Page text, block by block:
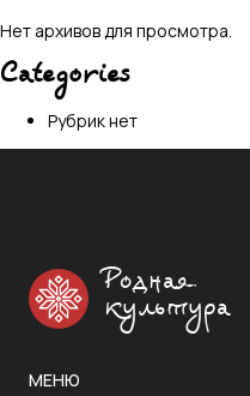
Нет архивов для просмотра.
Categories
Рубрик нет
Родная
культура
МЕНЮ